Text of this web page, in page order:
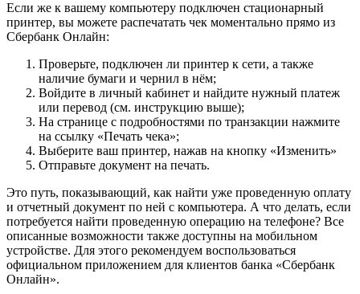
Если же к вашему компьютеру подключен стационарный
принтер, вы можете распечатать чек моментально прямо из
Сбербанк Онлайн:
Проверьте, подключен ли принтер к сети, а также
наличие бумаги и чернил в нём;
Войдите в личный кабинет и найдите нужный платеж
или перевод (см. инструкцию выше);
На странице с подробностями по транзакции нажмите
на ссылку «Печать чека»;
Выберите ваш принтер, нажав на кнопку «Изменить»
Отправьте документ на печать.
Это путь, показывающий, как найти уже проведенную оплату
и отчетный документ по ней с компьютера. А что делать, если
потребуется найти проведенную операцию на телефоне? Все
описанные возможности также доступны на мобильном
устройстве. Для этого рекомендуем воспользоваться
официальном приложением для клиентов банка «Сбербанк
Онлайн».